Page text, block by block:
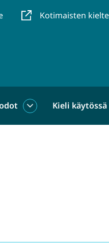
Kotimaisten
KielimuodotKieli käytössä